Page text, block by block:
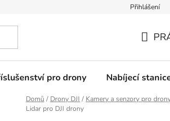
Přihlášení
KOŠÍK
pro drony Nabíjecí
Domů / Drony DJI / Kamery a senzory pro
Lidar pro DJI drony